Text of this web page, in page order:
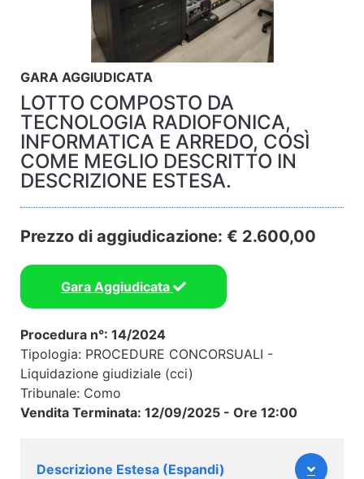
GARA AGGIUDICATA
LOTTO COMPOSTO DA
TECNOLOGIA RADIOFONICA,
INFORMATICA E ARREDO, COSÌ
COME MEGLIO DESCRITTO IN
DESCRIZIONE ESTESA.
Prezzo di aggiudicazione: € 2.600,00
Gara Aggiudicata
Procedura n°: 14/2024
Tipologia: PROCEDURE CONCORSUALI -
Liquidazione giudiziale (cci)
Tribunale: Como
Vendita Terminata: 12/09/2025 - Ore 12:00
Descrizione Estesa (Espandi)